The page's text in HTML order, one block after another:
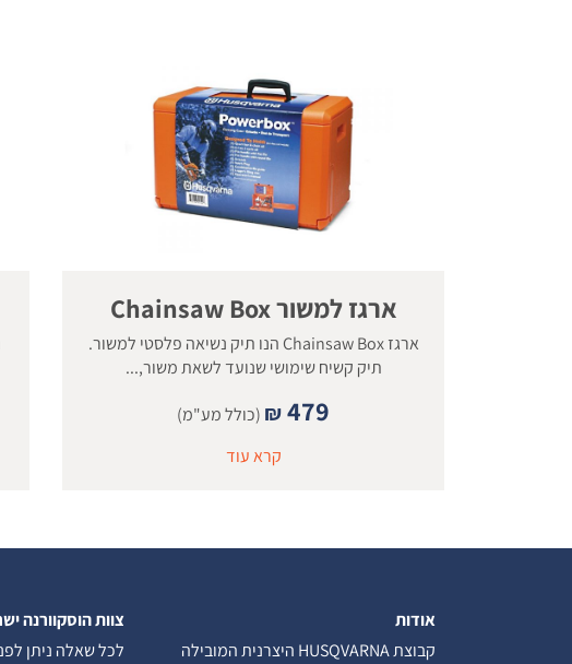
ארגז למשור Chainsaw Box
ארגז Chainsaw Box הנו תיק נשיאה פלסטי למשור.
תיק קשיח שימושי שנועד לשאת משור,...
₪479
(כולל מע"מ)
קרא עוד
אודות
קבוצת HUSQVARNA היצרנית המובילה
צוות הוסקוורנה
לכל שאלה ניתן